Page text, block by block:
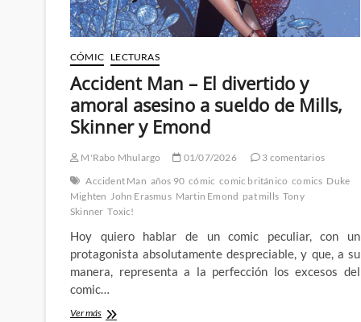
CÓMIC LECTURAS
Accident Man – El divertido y
amoral asesino a sueldo de Mills,
Skinner y Emond
M'Rabo Mhulargo 01/07/2026
3 comentarios
Accident Man años 90 cómic comic británico comics Duke
Mighten John Erasmus Martin Emond pat mills Tony
Skinner Toxic!
Hoy quiero hablar de un comic peculiar, con un
protagonista absolutamente despreciable, y que, a su
manera, representa a la perfección los excesos del
comic…
Ver másAccident